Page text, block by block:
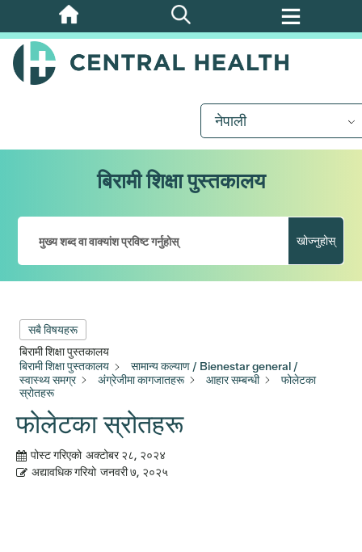
मुख्य
सामग्रीमा
जानुहोस्
नेपाली
बिरामी शिक्षा पुस्तकालय
खोज्नुहोस्
सबै विषयहरू
बिरामी शिक्षा पुस्तकालय
बिरामी शिक्षा पुस्तकालय
सामान्य कल्याण / Bienestar general /
स्वास्थ्य समग्र
अंग्रेजीमा कागजातहरू आहार सम्बन्धी
फोलेटका
स्रोतहरू
फोलेटका स्रोतहरू
पोस्ट गरिएको अक्टोबर २८, २०२४
अद्यावधिक गरियो जनवरी ७, २०२५